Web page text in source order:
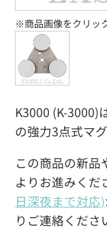
K3000 (K-3000)
の強力3点式マ
この商品の新品
よりお進みくだ
日深夜まで対応)
りご連絡くださ
※商品画像をクリッ